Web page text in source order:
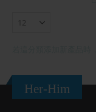
Her-Him